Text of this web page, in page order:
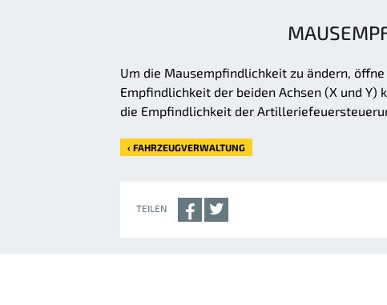
Um die Mausempfindlichkeit zu ändern,
Empfindlichkeit der beiden Achsen (X und
die Empfindlichkeit der
‹ FAHRZEUGVERWALTUNG
TEILEN